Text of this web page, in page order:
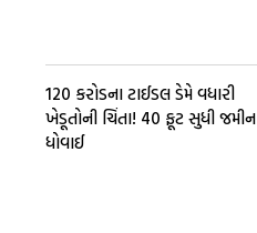
₹120 કરોડના ટાઈડલ ડેમે વધારી
ખેડૂતોની ચિંતા! 40 ફૂટ સુધી જમીન
ધોવાઈ